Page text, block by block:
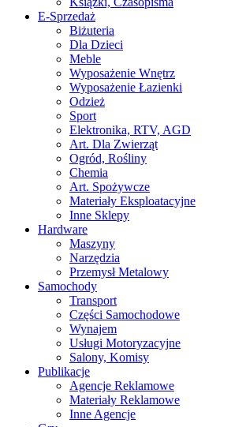
E-Sprzedaż
Biżuteria
Dla Dzieci
Meble
Wyposażenie Wnętrz
Wyposażenie Łazienki
Odzież
Sport
Elektronika, RTV, AGD
Art. Dla Zwierząt
Ogród, Rośliny
Chemia
Art. Spożywcze
Materiały Eksploatacyjne
Inne Sklepy
Hardware
Maszyny
Narzędzia
Przemysł Metalowy
Samochody
Transport
Części Samochodowe
Wynajem
Usługi Motoryzacyjne
Salony, Komisy
Publikacje
Agencje Reklamowe
Materiały Reklamowe
Inne Agencje